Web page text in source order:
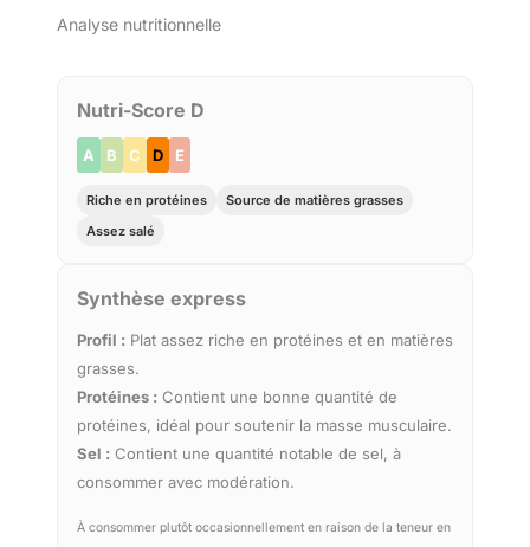
Analyse nutritionnelle
Nutri-Score D
A B C D E
Riche en protéines
Source de matières grasses
Assez salé
Synthèse express
Profil : Plat assez riche en protéines et en matières
grasses.
Protéines : Contient une bonne quantité de
protéines, idéal pour soutenir la masse musculaire.
Sel : Contient une quantité notable de sel, à
consommer avec modération.
À consommer plutôt occasionnellement en raison de la teneur en